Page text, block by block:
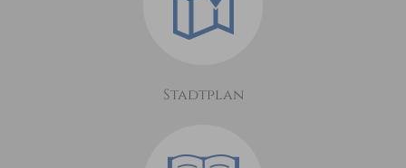
Stadtplan